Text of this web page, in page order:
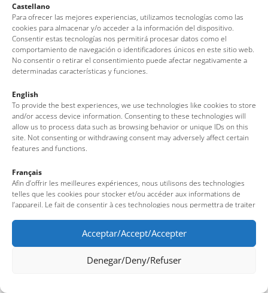
Castellano
Para ofrecer las mejores experiencias, utilizamos tecnologías como las
cookies para almacenar y/o acceder a la información del dispositivo.
Consentir estas tecnologías nos permitirá procesar datos como el
comportamiento de navegación o identificadores únicos en este sitio web.
No consentir o retirar el consentimiento puede afectar negativamente a
determinadas características y funciones.
English
To provide the best experiences, we use technologies like cookies to store
and/or access device information. Consenting to these technologies will
allow us to process data such as browsing behavior or unique IDs on this
site. Not consenting or withdrawing consent may adversely affect certain
features and functions.
Français
Afin d’offrir les meilleures expériences, nous utilisons des technologies
telles que les cookies pour stocker et/ou accéder aux informations de
l’appareil. Le fait de consentir à ces technologies nous permettra de traiter
uniques sur ce site. Le fait de ne pas consentir ou de retirer son
consentement peut avoir un effet négatif sur certaines fonctionnalités et
caractéristiques du site.
Acceptar/Accept/Accepter
Denegar/Deny/Refuser
Tel: + 00 34 972 340 108 · Mail: info@visittossa.com
Nota legal·Política de cookies·Protecció de dades